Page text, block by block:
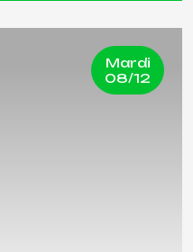
Mardi
08/12